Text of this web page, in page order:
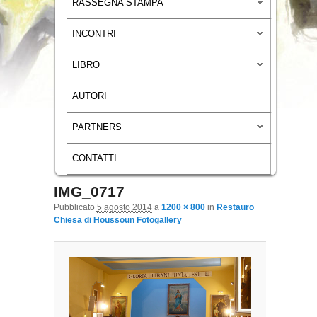
RASSEGNA STAMPA
INCONTRI
LIBRO
AUTORI
PARTNERS
CONTATTI
Navigazione immagini
IMG_0717
Pubblicato 5 agosto 2014a 1200 × 800in Restauro
Chiesa di Houssoun Fotogallery